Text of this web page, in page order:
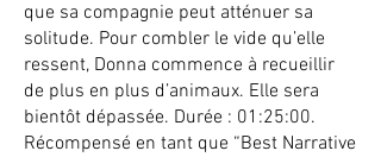
que sa compagnie peut atténuer sa
solitude. Pour combler le vide qu’elle
ressent, Donna commence à recueillir
de plus en plus d’animaux. Elle sera
bientôt dépassée. Durée : 01:25:00.
Récompensé en tant que “Best Narrative